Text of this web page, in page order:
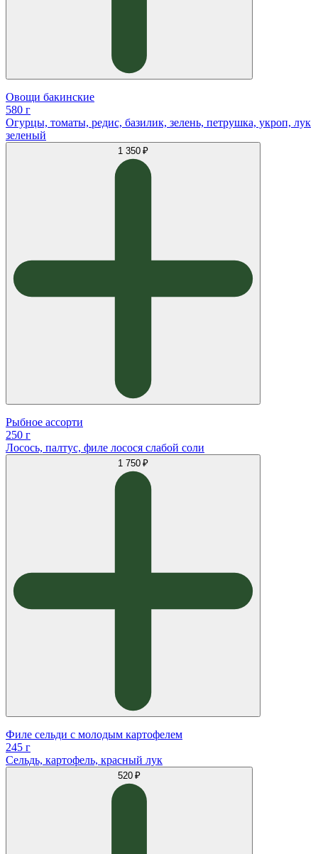
Овощи бакинские
580 г
Огурцы, томаты, редис, базилик, зелень, петрушка, укроп, лук
зеленый
1 350 ₽
Рыбное ассорти
250 г
Лосось, палтус, филе лосося слабой соли
1 750 ₽
Филе сельди с молодым картофелем
245 г
Сельдь, картофель, красный лук
520 ₽